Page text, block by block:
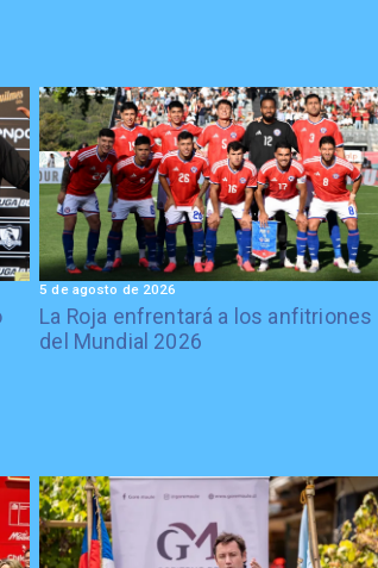
La Roja enfrentará a los anfitriones
del Mundial 2026
5 de agosto de 2026